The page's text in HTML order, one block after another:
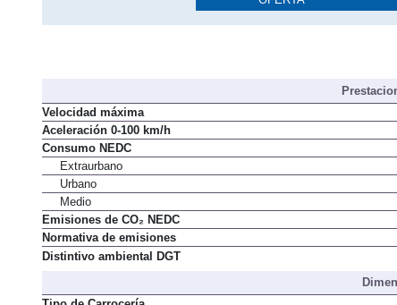
OFERTA
Velocidad máxima
Aceleración 0-100 km/h
Consumo NEDC
Extraurbano
Urbano
Medio
Emisiones de CO₂ NEDC
Normativa de emisiones